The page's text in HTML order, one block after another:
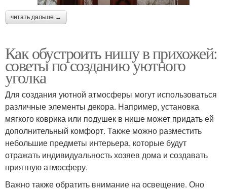
читать дальше →
Как обустроить нишу в прихожей:
советы по созданию уютного
уголка
Для создания уютной атмосферы могут использоваться
различные элементы декора. Например, установка
мягкого коврика или подушек в нише может придать ей
дополнительный комфорт. Также можно разместить
небольшие предметы интерьера, которые будут
отражать индивидуальность хозяев дома и создавать
приятную атмосферу.
Важно также обратить внимание на освещение. Оно